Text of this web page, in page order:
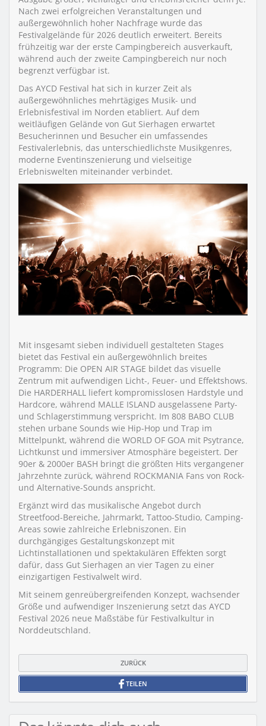
Nach zwei erfolgreichen Veranstaltungen und
außergewöhnlich hoher Nachfrage wurde das
Festivalgelände für 2026 deutlich erweitert. Bereits
frühzeitig war der erste Campingbereich ausverkauft,
während auch der zweite Campingbereich nur noch
begrenzt verfügbar ist.
Das AYCD Festival hat sich in kurzer Zeit als
außergewöhnliches mehrtägiges Musik- und
Erlebnisfestival im Norden etabliert. Auf dem
weitläufigen Gelände von Gut Sierhagen erwartet
Besucherinnen und Besucher ein umfassendes
Festivalerlebnis, das unterschiedlichste Musikgenres,
moderne Eventinszenierung und vielseitige
Erlebniswelten miteinander verbindet.
Mit insgesamt sieben individuell gestalteten Stages
bietet das Festival ein außergewöhnlich breites
Programm: Die OPEN AIR STAGE bildet das visuelle
Zentrum mit aufwendigen Licht-, Feuer- und Effektshows.
Die HARDERHALL liefert kompromisslosen Hardstyle und
Hardcore, während MALLE ISLAND ausgelassene Party-
und Schlagerstimmung verspricht. Im 808 BABO CLUB
stehen urbane Sounds wie Hip-Hop und Trap im
Mittelpunkt, während die WORLD OF GOA mit Psytrance,
Lichtkunst und immersiver Atmosphäre begeistert. Der
90er & 2000er BASH bringt die größten Hits vergangener
Jahrzehnte zurück, während ROCKMANIA Fans von Rock-
und Alternative-Sounds anspricht.
Ergänzt wird das musikalische Angebot durch
Streetfood-Bereiche, Jahrmarkt, Tattoo-Studio, Camping-
Areas sowie zahlreiche Erlebniszonen. Ein
durchgängiges Gestaltungskonzept mit
Lichtinstallationen und spektakulären Effekten sorgt
dafür, dass Gut Sierhagen an vier Tagen zu einer
einzigartigen Festivalwelt wird.
Mit seinem genreübergreifenden Konzept, wachsender
Größe und aufwendiger Inszenierung setzt das AYCD
Festival 2026 neue Maßstäbe für Festivalkultur in
Norddeutschland.
ZURÜCK
TEILEN